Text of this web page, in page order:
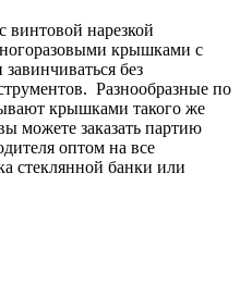
винтовой нарезкой
крышками с
без
Разнообразные по
крышками такого же
можете заказать партию
оптом на все
стеклянной банки или